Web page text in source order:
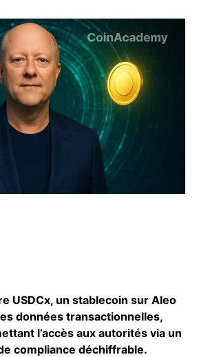
USDCx, un stablecoin sur Aleo
données transactionnelles,
l’accès aux autorités via un
compliance déchiffrable.